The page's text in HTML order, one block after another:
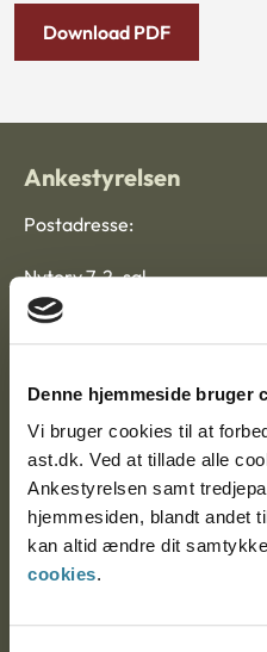
Denne hjemmeside bruger
Vi bruger cookies til at
ast.dk. Ved at tillade alle
Ankestyrelsen samt
hjemmesiden, blandt andet
kan altid ændre dit
cookies.
Download PDF
Ankestyrelsen
Postadresse:
Nytorv 7, 2. sal
9000 Aalborg
Ankestyrelsen Aalborg
Ankestyrelsen
EAN: 57 98 000 35 48 21
CVR: 1007 4002